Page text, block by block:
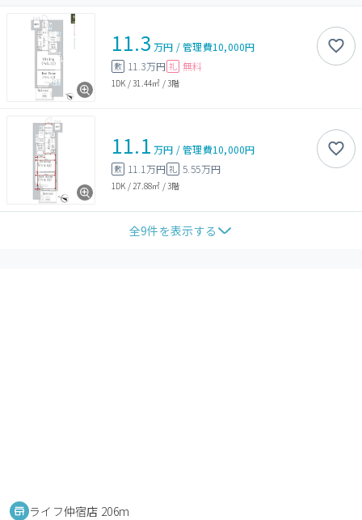
11.3 万円 /管理費10,000円
敷 11.3万円 礼 無料
1DK /31.44㎡ /3階
11.1 万円 /管理費10,000円
敷 11.1万円 礼 5.55万円
1DK / 27.88㎡ /3階
全9件を表示する
ライフ仲宿店 206m